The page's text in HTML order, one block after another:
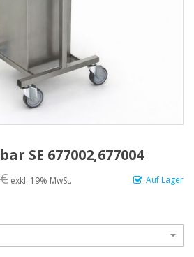
SE 677002,677004
Auf Lager
exkl. 19% MwSt.